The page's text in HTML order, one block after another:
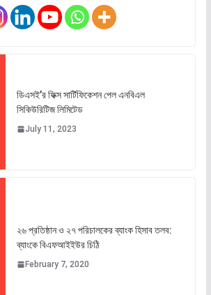
ডিএসই’র ফিক্স সার্টিফিকেশন পেল এনবিএল
সিকিউরিটিজ লিমিটেড
July 11, 2023
২৬ প্রতিষ্ঠান ও ২৭ পরিচালকের ব্যাংক হিসাব তলব:
ব্যাংকে বিএফআইইউর চিঠি
February 7, 2020